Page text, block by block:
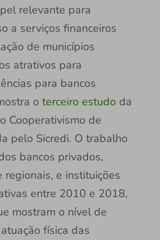
relevante para
a serviços financeiros
de municípios
atrativos para
para bancos
o terceiro estudoda
Cooperativismo de
pelo Sicredi. O trabalho
bancos privados,
e instituições
entre 2010 e 2018,
mostram o nível de
física das